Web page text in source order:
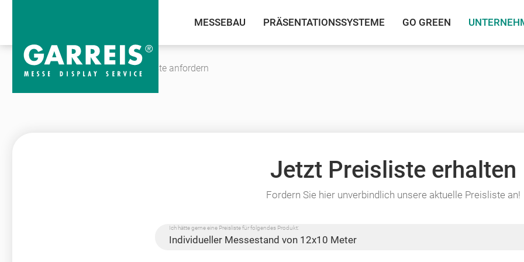
MESSEBAU PRÄSENTATIONSSYSTEME GO GREEN
Unternehmen Kontakt Preisliste anfordern
Jetzt Preisliste erhalten
Fordern Sie hier unverbindlich unsere aktuelle Preisliste an!
Ich hätte gerne eine Preisliste für folgendes Produkt: